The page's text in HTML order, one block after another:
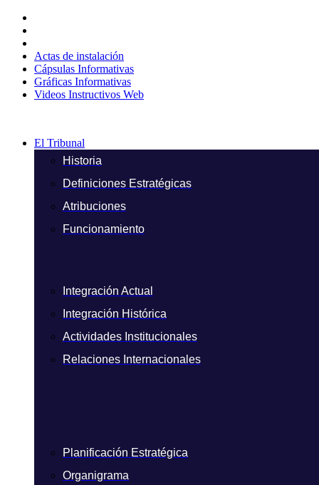
contenido
Actas de instalación
Cápsulas Informativas
Gráficas Informativas
Videos Instructivos Web
El Tribunal
Historia
Definiciones Estratégicas
Atribuciones
Funcionamiento
Integración Actual
Integración Histórica
Actividades Institucionales
Relaciones Internacionales
Planificación Estratégica
Organigrama